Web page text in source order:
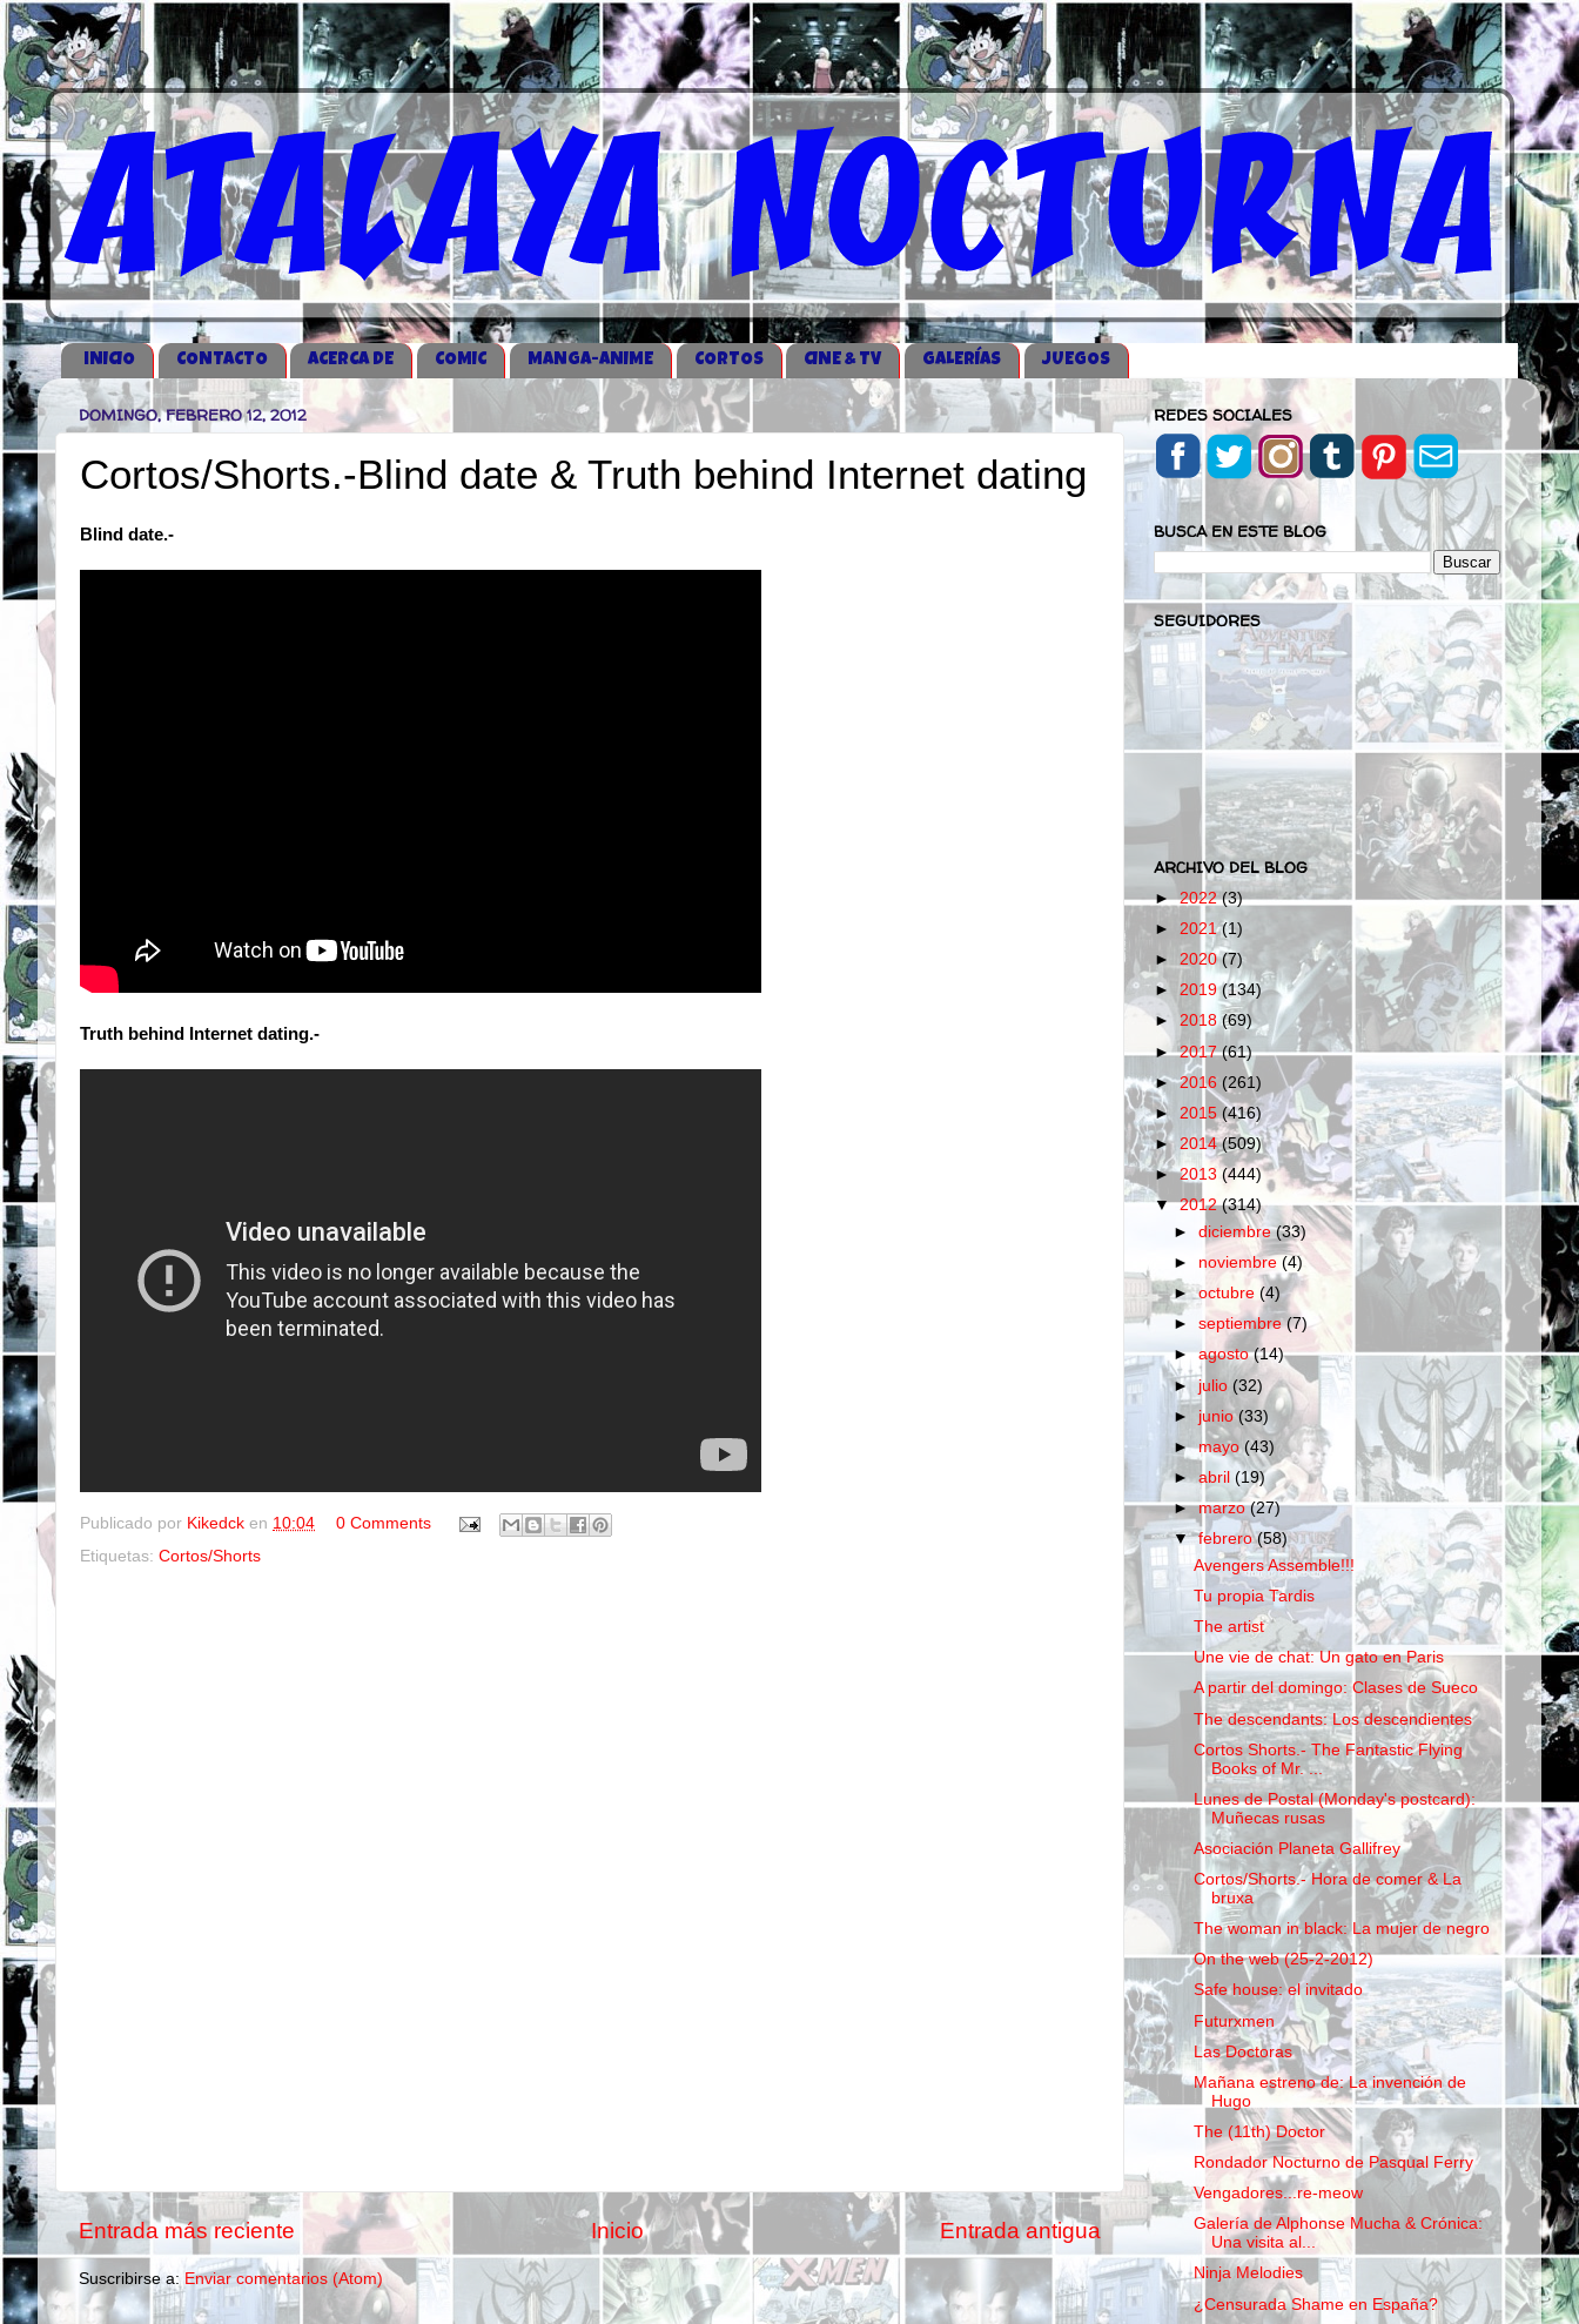
iNICIO CONTACTO ACERCA DE COMIC MANGA-ANIME CORTOS CINE & TV GALERÍAS JUEGOS
DOMINGO, FEBRERO 12, 2012
Cortos/Shorts.-Blind date & Truth behind Internet dating
Blind date.-
Truth behind Internet dating.-
Publicado por Kikedck en 10:04
0 Comments
Etiquetas: Cortos/Shorts
Entrada más reciente Entrada antigua
Inicio
Suscribirse a: Enviar comentarios (Atom)
REDES SOCIALES
BUSCA EN ESTE BLOG
SEGUIDORES
ARCHIVO DEL BLOG
►2022(3)
► 2021(1)
► 2020(7)
► 2019(134)
► 2018(69)
►2017(61)
►2016 (261)
► 2015 (416)
► 2014(509)
►2013 (444)
▼2012(314)
►diciembre(33)
► noviembre(4)
►octubre(4)
►septiembre(7)
►agosto(14)
►julio(32)
► junio(33)
►mayo(43)
►abril(19)
►marzo(27)
▼febrero(58)
Avengers Assemble!!!
Tu propia Tardis
The artist
Une vie de chat: Un gato en Paris
A partir del domingo: Clases de Sueco
The descendants: Los descendientes
Cortos Shorts.- The Fantastic Flying
Books of Mr. ...
Lunes de Postal (Monday's postcard):
Muñecas rusas
Asociación Planeta Gallifrey
Cortos/Shorts.- Hora de comer & La
bruxa
The woman in black: La mujer de negro
On the web (25-2-2012)
Safe house: el invitado
Futurxmen
Las Doctoras
Mañana estreno de: La invención de
Hugo
The (11th) Doctor
Rondador Nocturno de Pasqual Ferry
Vengadores...re-meow
Galería de Alphonse Mucha & Crónica:
Una visita al...
Ninja Melodies
¿Censurada Shame en España?